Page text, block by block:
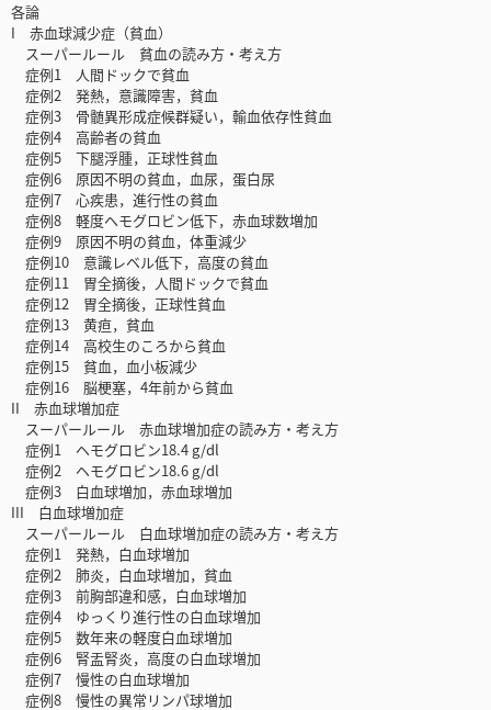
各論
I 赤血球減少症（貧血）
スーパールール 貧血の読み方・考え方
症例1 人間ドックで貧血
症例2 発熱，意識障害，貧血
症例3 骨髄異形成症候群疑い，輸血依存性貧血
症例4 高齢者の貧血
症例5 下腿浮腫，正球性貧血
症例6 原因不明の貧血，血尿，蛋白尿
症例7 心疾患，進行性の貧血
症例8 軽度ヘモグロビン低下，赤血球数増加
症例9 原因不明の貧血，体重減少
症例10 意識レベル低下，高度の貧血
症例11 胃全摘後，人間ドックで貧血
症例12 胃全摘後，正球性貧血
症例13 黄疸，貧血
症例14 高校生のころから貧血
症例15 貧血，血小板減少
症例16 脳梗塞，4年前から貧血
II 赤血球増加症
スーパールール 赤血球増加症の読み方・考え方
症例1 ヘモグロビン18.4 g/dl
症例2 ヘモグロビン18.6 g/dl
症例3 白血球増加，赤血球増加
III 白血球増加症
スーパールール 白血球増加症の読み方・考え方
症例1 発熱，白血球増加
症例2 肺炎，白血球増加，貧血
症例3 前胸部違和感，白血球増加
症例4 ゆっくり進行性の白血球増加
症例5 数年来の軽度白血球増加
症例6 腎盂腎炎，高度の白血球増加
症例7 慢性の白血球増加
症例8 慢性の異常リンパ球増加